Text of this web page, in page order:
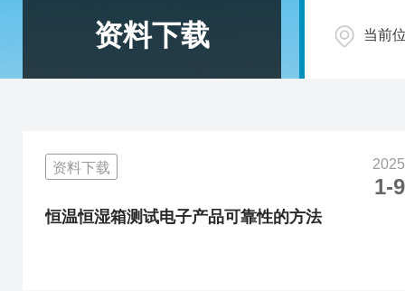
资料下载 当前
资料下载 2025
1-9
恒温恒湿箱测试电子产品可靠性的方法